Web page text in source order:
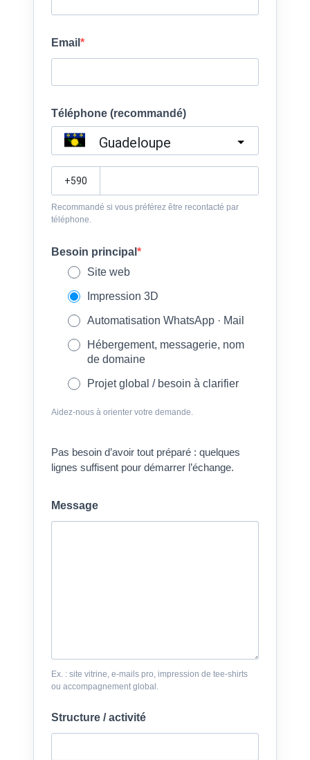
Email
Téléphone (recommandé)
Guadeloupe
Recommandé si vous préférez être recontacté par
téléphone.
Besoin principal
Site web
Impression 3D
Automatisation WhatsApp · Mail
Hébergement, messagerie, nom
de domaine
Projet global / besoin à clarifier
Aidez-nous à orienter votre demande.
Pas besoin d’avoir tout préparé : quelques
lignes suffisent pour démarrer l’échange.
Message
Ex. : site vitrine, e-mails pro, impression de tee-shirts
ou accompagnement global.
Structure / activité